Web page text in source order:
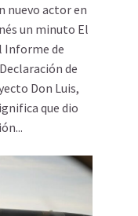
nuevo actor en
un minuto El
Informe de
de
Don Luis,
que dio